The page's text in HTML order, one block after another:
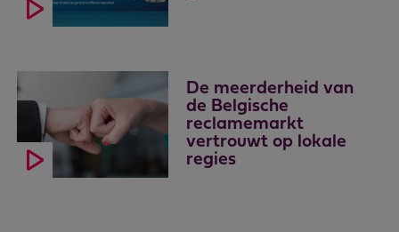
De meerderheid van
de Belgische
reclamemarkt
vertrouwt op lokale
regies